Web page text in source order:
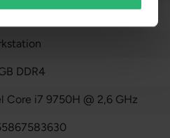
DDR4
Core i7 9750H @ 2,6 GHz